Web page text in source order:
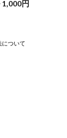
1,000円
について